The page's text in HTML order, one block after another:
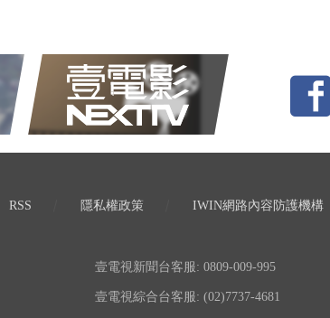
RSS 隱私權政策 IWIN網路內容防護機構
壹電視新聞台客服: 0809-009-995
壹電視綜合台客服: (02)7737-4681